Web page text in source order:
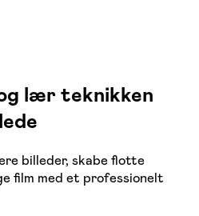
lær teknikken
billeder, skabe flotte
film med et professionelt